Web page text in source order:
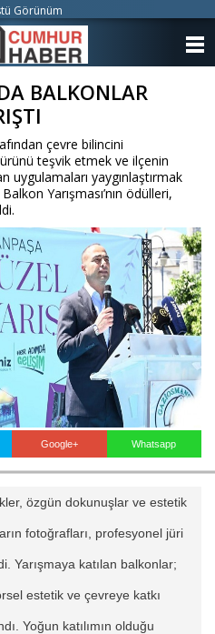
BALKONLAR
çevre bilincini
teşvik etmek ve ilçenin
uygulamaları yaygınlaştırmak
Yarışması’nın ödülleri,
Google+ Whatsapp
özgün dokunuşlar ve estetik
fotoğrafları, profesyonel jüri
Yarışmaya katılan balkonlar;
estetik ve çevreye katkı
Yoğun katılımın olduğu
Görünüm
KATEGORİLER
ANKETLER
VİDEO GALERİ
KÜNYE
İLETİŞİM
Haberin Doğru Adresi.